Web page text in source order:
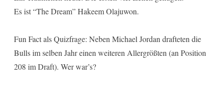
Es ist “The Dream” Hakeem Olajuwon.
Fun Fact als Quizfrage: Neben Michael Jordan drafteten die
Bulls im selben Jahr einen weiteren Allergrößten (an Position
208 im Draft). Wer war’s?